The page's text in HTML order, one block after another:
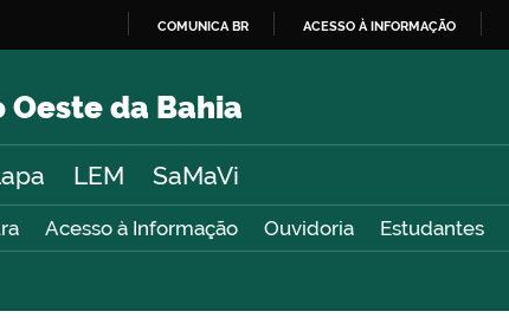
O
COMUNICA BR ACESSO À INFORMAÇÃO
da Bahia
LEM SaMaVi
Acesso à Informação Ouvidoria Estudantes